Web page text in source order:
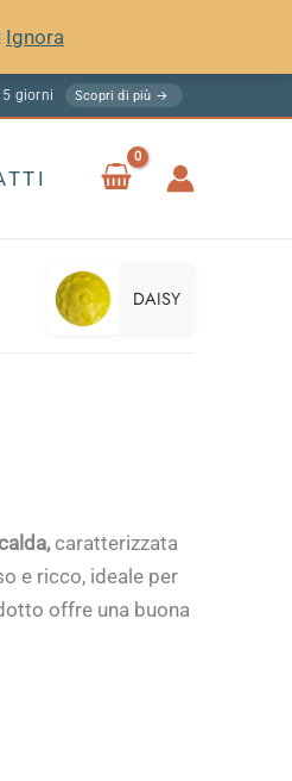
Ignora
5 giorni Scopri di più →
DAISY
caratterizzata
e ricco, ideale per
offre una buona